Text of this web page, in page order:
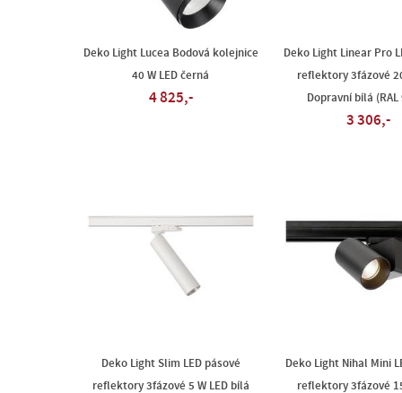
Deko Light Lucea Bodová kolejnice
40 W LED černá
4 825,-
Deko Light Linear Pro
reflektory 3fázové
Dopravní bílá (RAL
3 306,-
Deko Light Slim LED pásové
reflektory 3fázové 5 W LED bílá
Deko Light Nihal Mini
reflektory 3fázové